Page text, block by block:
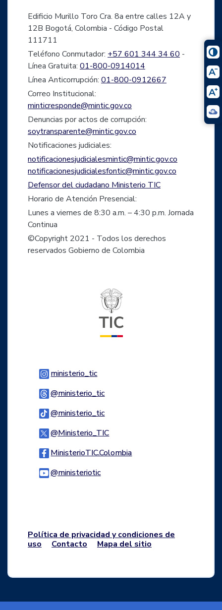
Edificio Murillo Toro Cra. 8a entre calles 12A y
12B Bogotá, Colombia - Código Postal
111711
Teléfono Conmutador: +57 601 344 34 60 -
Línea Gratuita: 01-800-0914014
Línea Anticorrupción: 01-800-0912667
Correo Institucional:
minticresponde@mintic.gov.co
Denuncias por actos de corrupción:
soytransparente@mintic.gov.co
Notificaciones judiciales:
notificacionesjudicialesmintic@mintic.gov.co
notificacionesjudicialesfontic@mintic.gov.co
Defensor del ciudadano Ministerio TIC
Horario de Atención Presencial:
Lunes a viernes de 8:30 a.m. – 4:30 p.m. Jornada
Continua
©Copyright 2021 - Todos los derechos
reservados Gobierno de Colombia
ministerio_ticLogo Instagram
@ministerio_ticLogo Threads
@ministerio_ticLogo Tiktok
@Ministerio_TICLogo Twitter
MinisterioTIC.ColombiaLogo Facebook
@ministerioticLogo Youtube
Política de privacidad y condiciones de
uso
Contacto Mapa del sitio